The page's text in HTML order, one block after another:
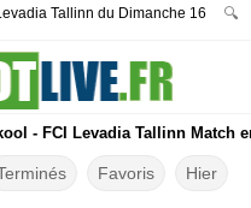
Tallinn du Dimanche 16
🔍
- FCI Levadia Tallinn Match
Favoris Hier